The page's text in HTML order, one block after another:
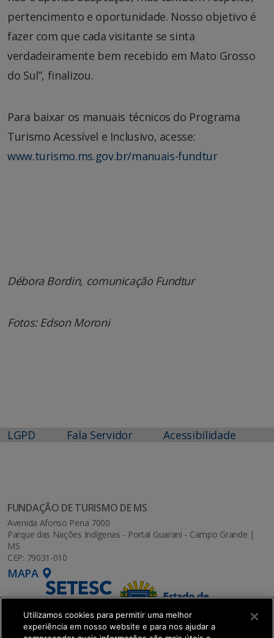
pertencimento e oportunidade. Nosso objetivo é
fazer com que cada visitante se sinta
verdadeiramente bem recebido em Mato Grosso
do Sul”, finalizou.
Para baixar os manuais técnicos do Programa
Turismo Acessível e Inclusivo, acesse:
www.turismo.ms.gov.br/manuais-fundtur
Débora Bordin, comunicação Fundtur
Fotos: Edson Moroni
LGPD Fala Servidor Acessibilidade
FUNDAÇÃO DE TURISMO DE MS
Avenida Afonso Pena 7000
Parque das Nações Indígenas - Portal Guarani - Campo Grande |
MS
CEP: 79031-010
MAPA
Utilizamos cookies para permitir uma melhor
experiência em nosso website e para nos ajudar a